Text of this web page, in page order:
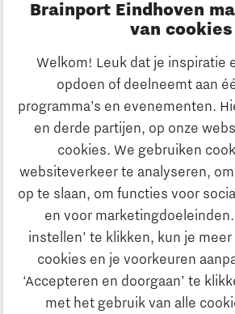
Brainport Eindhoven
van cookies
Welkom! Leuk dat je inspiratie
opdoen of deelneemt aan
programma’s en evenementen.
en derde partijen, op onze
cookies. We gebruiken
websiteverkeer te analyseren,
op te slaan, om functies voor
en voor marketingdoeleinden.
instellen’ te klikken, kun je
cookies en je voorkeuren
‘Accepteren en doorgaan’ te
met het gebruik van alle
Ontdek Brainport
Innovatie
Ondernemen
Onderwijs
Innovatie
Ondernemen
Onderwijs
Maatschappelijk
Strategie & Organisatie
Zoeken
Contact
Naar internationale website